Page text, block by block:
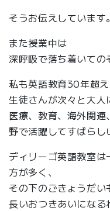
そうお伝えしています。
また授業中は
深呼吸で落ち着いての
私も英語教育30年超え
生徒さんが次々と大人
医療、教育、海外関
野で活躍してすばらし
ディリーゴ英語教室
方が多く、
その下のごきょうだい
長いおつきあいになる